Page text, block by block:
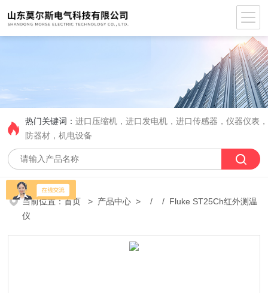
热门关键词：进口压缩机，进口发电机，进口传感器，仪器仪表
防器材，机电设备
当前位置：首页 > 产品中心 > / / Fluke ST25Ch红外测温
仪